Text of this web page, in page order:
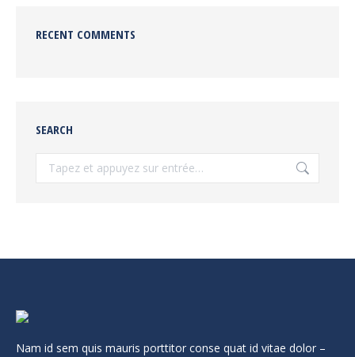
RECENT COMMENTS
SEARCH
Recherche
Nam id sem quis mauris porttitor conse quat id vitae dolor –